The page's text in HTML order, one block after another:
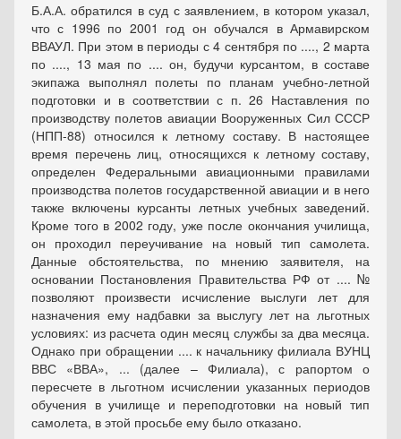
Б.А.А. обратился в суд с заявлением, в котором указал,
что с 1996 по 2001 год он обучался в Армавирском
ВВАУЛ. При этом в периоды с 4 сентября по ...., 2 марта
по ...., 13 мая по .... он, будучи курсантом, в составе
экипажа выполнял полеты по планам учебно-летной
подготовки и в соответствии с п. 26 Наставления по
производству полетов авиации Вооруженных Сил СССР
(НПП-88) относился к летному составу. В настоящее
время перечень лиц, относящихся к летному составу,
определен Федеральными авиационными правилами
производства полетов государственной авиации и в него
также включены курсанты летных учебных заведений.
Кроме того в 2002 году, уже после окончания училища,
он проходил переучивание на новый тип самолета.
Данные обстоятельства, по мнению заявителя, на
основании Постановления Правительства РФ от .... №
позволяют произвести исчисление выслуги лет для
назначения ему надбавки за выслугу лет на льготных
условиях: из расчета один месяц службы за два месяца.
Однако при обращении .... к начальнику филиала ВУНЦ
ВВС «ВВА», ... (далее – Филиала), с рапортом о
пересчете в льготном исчислении указанных периодов
обучения в училище и переподготовки на новый тип
самолета, в этой просьбе ему было отказано.